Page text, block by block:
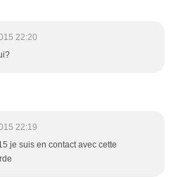
22:20
22:19
je suis en contact avec cette